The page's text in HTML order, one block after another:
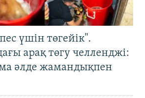
үшін төгейік".
арақ төгу челленджі:
әлде жамандықпен